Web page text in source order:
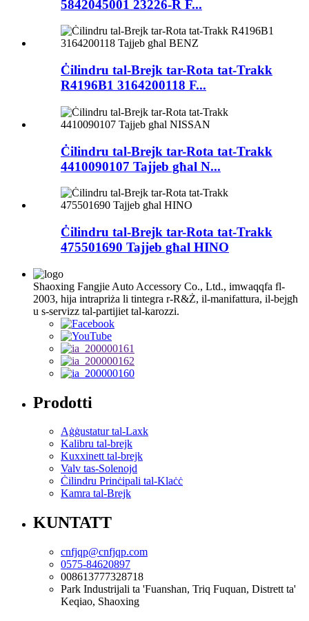
5842045001 23226-R F...
Ċilindru tal-Brejk tar-Rota tat-Trakk
R4196B1 3164200118 F...
Ċilindru tal-Brejk tar-Rota tat-Trakk
4410090107 Tajjeb għal N...
Ċilindru tal-Brejk tar-Rota tat-Trakk
475501690 Tajjeb għal HINO
Shaoxing Fangjie Auto Accessory Co., Ltd., imwaqqfa fl-
2003, hija intrapriża li tintegra r-R&Ż, il-manifattura, il-bejgħ
u s-servizz tal-partijiet tal-karozzi.
Prodotti
Aġġustatur tal-Laxk
Kalibru tal-brejk
Kuxxinett tal-brejk
Valv tas-Solenojd
Ċilindru Prinċipali tal-Klaċċ
Kamra tal-Brejk
KUNTATT
cnfjqp@cnfjqp.com
0575-84620897
008613777328718
Park Industrijali ta 'Fuanshan, Triq Fuquan, Distrett ta'
Keqiao, Shaoxing